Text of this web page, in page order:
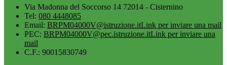
Via Madonna del Soccorso 14 72014 - Cisternino
Tel: 080 4448085
Email: BRPM04000V@istruzione.itLink per inviare una mail
PEC: BRPM04000V@pec.istruzione.itLink per inviare una
mail
C.F.: 90015830749